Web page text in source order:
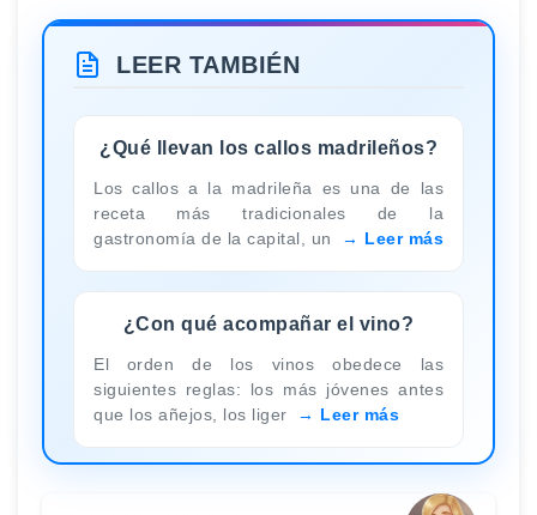
LEER TAMBIÉN
¿Qué llevan los callos madrileños?
Los callos a la madrileña es una de las
receta más tradicionales de la
gastronomía de la capital, un
Leer más
¿Con qué acompañar el vino?
El orden de los vinos obedece las
siguientes reglas: los más jóvenes antes
que los añejos, los liger
Leer más